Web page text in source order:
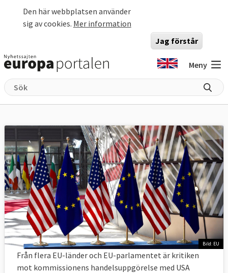
Den här webbplatsen använder
sig av cookies. Mer information
Jag förstår
Meny
Bild: EU
Från flera EU-länder och EU-parlamentet är kritiken
mot kommissionens handelsuppgörelse med USA